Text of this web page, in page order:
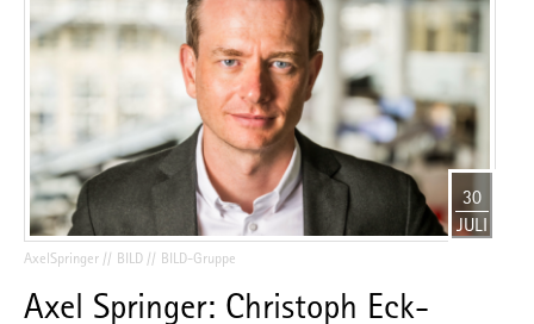
30
JULI
AxelSpringer BILD BILD-Gruppe
Axel Springer: Christoph Eck-